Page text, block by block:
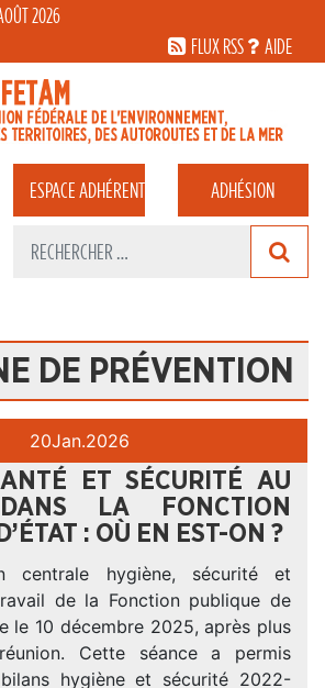
2026
FLUX RSS
AIDE
ESPACEADHÉRENT ADHÉSION
DE PRÉVENTION
20Jan.2026
ET SÉCURITÉ AU
LA FONCTION
: OÙ EN EST-ON ?
centrale hygiène, sécurité et
de la Fonction publique de
le 10 décembre 2025, après plus
Cette séance a permis
bilans hygiène et sécurité 2022-